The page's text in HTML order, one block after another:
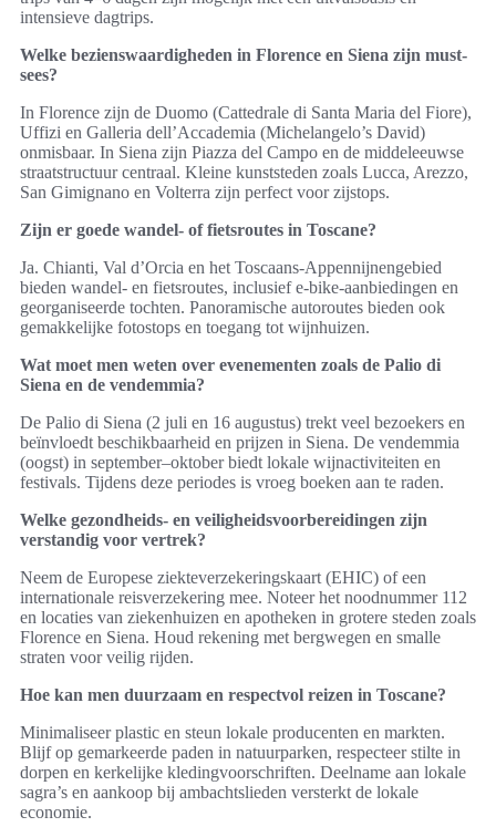
intensieve dagtrips.
Welke bezienswaardigheden in Florence en Siena zijn must-
sees?
In Florence zijn de Duomo (Cattedrale di Santa Maria del Fiore),
Uffizi en Galleria dell’Accademia (Michelangelo’s David)
onmisbaar. In Siena zijn Piazza del Campo en de middeleeuwse
straatstructuur centraal. Kleine kunststeden zoals Lucca, Arezzo,
San Gimignano en Volterra zijn perfect voor zijstops.
Zijn er goede wandel- of fietsroutes in Toscane?
Ja. Chianti, Val d’Orcia en het Toscaans-Appennijnengebied
bieden wandel- en fietsroutes, inclusief e-bike-aanbiedingen en
georganiseerde tochten. Panoramische autoroutes bieden ook
gemakkelijke fotostops en toegang tot wijnhuizen.
Wat moet men weten over evenementen zoals de Palio di
Siena en de vendemmia?
De Palio di Siena (2 juli en 16 augustus) trekt veel bezoekers en
beïnvloedt beschikbaarheid en prijzen in Siena. De vendemmia
(oogst) in september–oktober biedt lokale wijnactiviteiten en
festivals. Tijdens deze periodes is vroeg boeken aan te raden.
Welke gezondheids- en veiligheidsvoorbereidingen zijn
verstandig voor vertrek?
Neem de Europese ziekteverzekeringskaart (EHIC) of een
internationale reisverzekering mee. Noteer het noodnummer 112
en locaties van ziekenhuizen en apotheken in grotere steden zoals
Florence en Siena. Houd rekening met bergwegen en smalle
straten voor veilig rijden.
Hoe kan men duurzaam en respectvol reizen in Toscane?
Minimaliseer plastic en steun lokale producenten en markten.
Blijf op gemarkeerde paden in natuurparken, respecteer stilte in
dorpen en kerkelijke kledingvoorschriften. Deelname aan lokale
sagra’s en aankoop bij ambachtslieden versterkt de lokale
economie.